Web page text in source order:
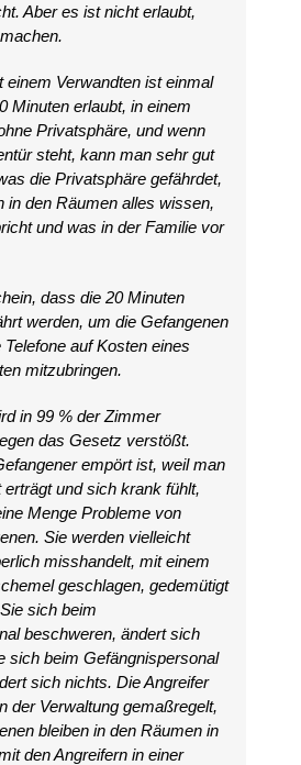
Aber es ist nicht erlaubt,
einem Verwandten ist einmal
Minuten erlaubt, in einem
Privatsphäre, und wenn
steht, kann man sehr gut
die Privatsphäre gefährdet,
in den Räumen alles wissen,
und was in der Familie vor
dass die 20 Minuten
werden, um die Gefangenen
auf Kosten eines
mitzubringen.
in 99 % der Zimmer
das Gesetz verstößt.
empört ist, weil man
und sich krank fühlt,
Menge Probleme von
Sie werden vielleicht
misshandelt, mit einem
geschlagen, gedemütigt
sich beim
beschweren, ändert sich
sich beim Gefängnispersonal
sich nichts. Die Angreifer
der Verwaltung gemaßregelt,
bleiben in den Räumen in
den Angreifern in einer